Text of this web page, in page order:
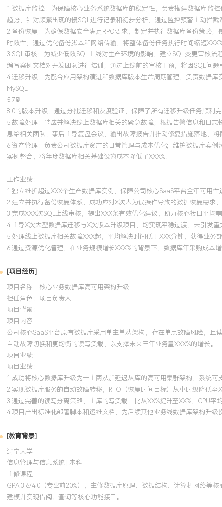
1.数据库监控：为保障核心业务系统数据库的稳定性，负责搭建数据库监
趋势，针对频繁出现的慢SQL进行记录和初步分析；通过监控预警主动拦
2.备份恢复：为确保数据安全满足RPO要求，制定并执行数据库备份策略
时效性；通过优化备份脚本和网络传输，将整体备份任务执行时间缩短
3.SQL审核：为减少低效SQL上线对生产环境的影响，建立SQL变更审核
编写案例文档对开发团队进行培训；通过上线前的审核干预，将因SQL问题
4.迁移升级：为配合应用架构演进和数据库版本生命周期管理，负责数据
MySQL
5.7到
8.0的版本升级；通过分批迁移和灰度验证，保障了所有迁移升级任务顺利
5.故障处理：响应并解决线上数据库相关的紧急故障；根据告警信息和日
息给相关团队；事后主导复盘会议，输出故障报告并推动修复措施落地，
6.资产管理：负责公司数据库资产的日常管理与成本优化；维护数据库实
实例整合，将年度数据库相关基础设施成本降低了XXX%。
工作业绩：
1.独立维护超过XXX个生产数据库实例，保障公司核心SaaS平台全年可用性
2.建立并执行备份恢复体系，成功应对X次人为误操作导致的数据恢复需求
3.完成XXX次SQL上线审核，提出XXX条有效优化建议，助力核心接口平均
4.主导X次大型数据库迁移与X次版本升级项目，均实现平稳过渡，未引发重
5.处理线上数据库相关故障XXX起，平均解决时间低于XXX分钟，获得业务
6.通过资源优化管理，在业务规模增长XXX%的背景下，数据库年采购成本
[项目经历]
项目名称：核心业务数据库高可用架构升级
担任角色： 项目负责人
项目背景：
项目内容：
公司核心SaaS平台原有数据库采用单主单从架构，存在单点故障风险，
自动故障切换和更均衡的读写负载，以支撑未来三年业务量XXX%的增长。
项目业绩：
项目业绩：
1.成功将核心数据库升级为一主两从加延迟从库的高可用集群架构，系统可
2.实现数据库服务的自动故障转移，RTO（恢复时间目标）从小时级降低至
3.通过完善的读写分离策略，主库的写负载占比从XX%提升至XX%，CPU平
4.项目产出标准化部署脚本和运维文档，为后续其他业务线数据库架构升级
[教育背景]
辽宁大学
信息管理与信息系统 | 本科
主修课程：
GPA 3.6/4.0（专业前20%），主修数据库原理、数据结构、计算机网络等
建模并实现借阅、查询等核心功能接口。